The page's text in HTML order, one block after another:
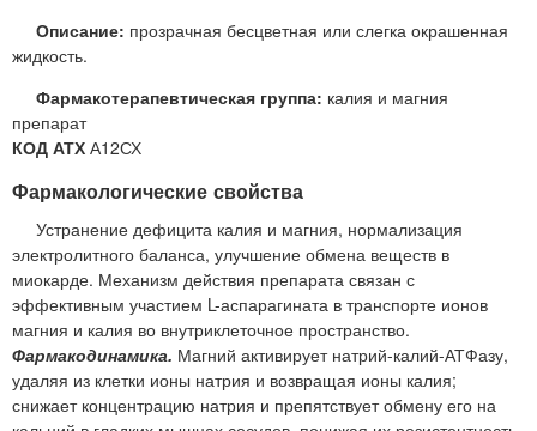
Описание: прозрачная бесцветная или слегка окрашенная
жидкость.
Фармакотерапевтическая группа: калия и магния
препарат
КОД АТХ А12СХ
Фармакологические свойства
Устранение дефицита калия и магния, нормализация
электролитного баланса, улучшение обмена веществ в
миокарде. Механизм действия препарата связан с
эффективным участием L-аспарагината в транспорте ионов
магния и калия во внутриклеточное пространство.
Фармакодинамика. Магний активирует натрий-калий-АТФазу,
удаляя из клетки ионы натрия и возвращая ионы калия;
снижает концентрацию натрия и препятствует обмену его на